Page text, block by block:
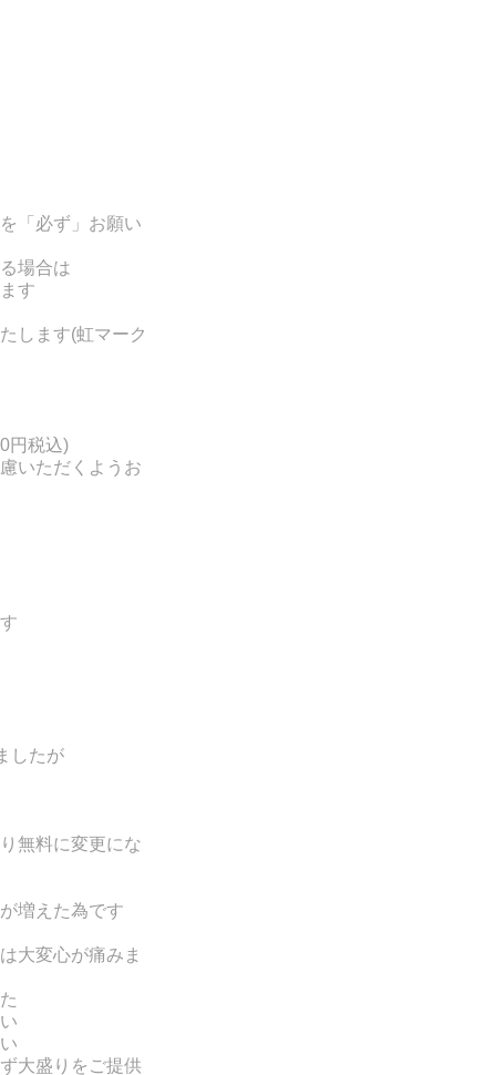
「必ず」お願い
場合は
す
します(虹マーク
円税込)
いただくようお
したが
無料に変更にな
増えた為です
大変心が痛みま
大盛りをご提供